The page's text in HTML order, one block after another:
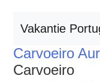
Vakantie
Carvoeiro
Carvoeiro